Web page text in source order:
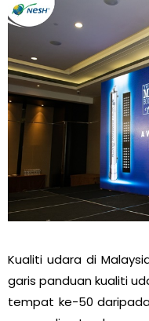
Kualiti udara di
garis panduan kualiti
tempat ke-50